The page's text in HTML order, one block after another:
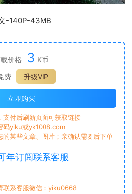
-140P-43MB
价格 3 K币
费
升级VIP
立即购买
支付后刷新页面可获取链接
码yiku或yk1008.com
的某些文章、图片；亲确认需要后下单
年订阅联系客服
联系客服微信：yiku0668